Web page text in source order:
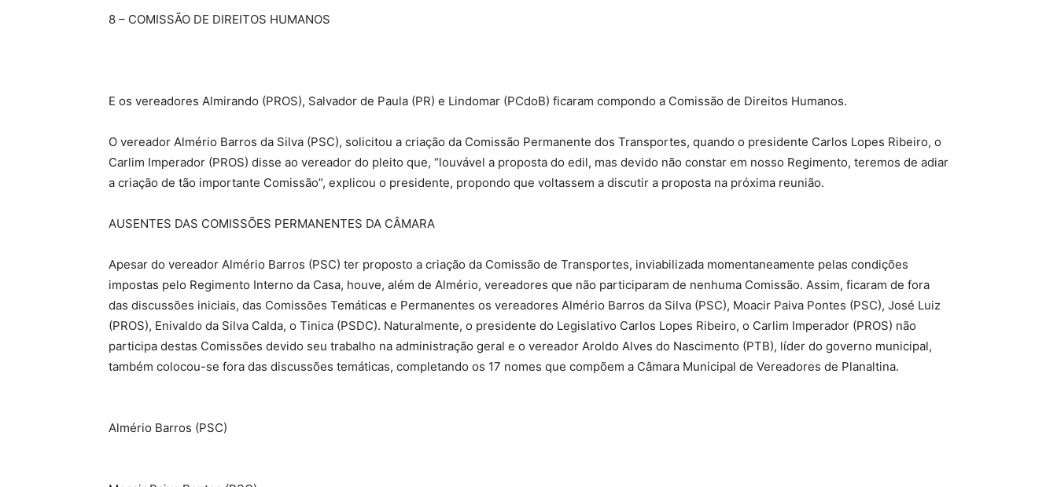
8 – COMISSÃO DE DIREITOS HUMANOS
E os vereadores Almirando (PROS), Salvador de Paula (PR) e Lindomar (PCdoB) ficaram compondo a Comissão de Direitos Humanos.
O vereador Almério Barros da Silva (PSC), solicitou a criação da Comissão Permanente dos Transportes, quando o presidente Carlos Lopes Ribeiro, o
Carlim Imperador (PROS) disse ao vereador do pleito que, “louvável a proposta do edil, mas devido não constar em nosso Regimento, teremos de adiar
a criação de tão importante Comissão”, explicou o presidente, propondo que voltassem a discutir a proposta na próxima reunião.
AUSENTES DAS COMISSÕES PERMANENTES DA CÂMARA
Apesar do vereador Almério Barros (PSC) ter proposto a criação da Comissão de Transportes, inviabilizada momentaneamente pelas condições
impostas pelo Regimento Interno da Casa, houve, além de Almério, vereadores que não participaram de nenhuma Comissão. Assim, ficaram de fora
das discussões iniciais, das Comissões Temáticas e Permanentes os vereadores Almério Barros da Silva (PSC), Moacir Paiva Pontes (PSC), José Luiz
(PROS), Enivaldo da Silva Calda, o Tinica (PSDC). Naturalmente, o presidente do Legislativo Carlos Lopes Ribeiro, o Carlim Imperador (PROS) não
participa destas Comissões devido seu trabalho na administração geral e o vereador Aroldo Alves do Nascimento (PTB), líder do governo municipal,
também colocou-se fora das discussões temáticas, completando os 17 nomes que compõem a Câmara Municipal de Vereadores de Planaltina.
Almério Barros (PSC)